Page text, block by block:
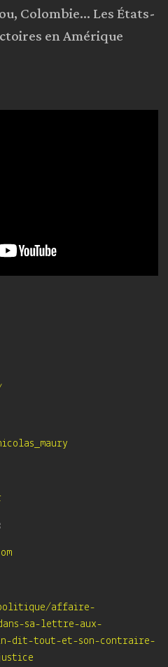
Colombie… Les États-
en Amérique
affaire-
sa-lettre-aux-
dit-tout-et-son-contraire-